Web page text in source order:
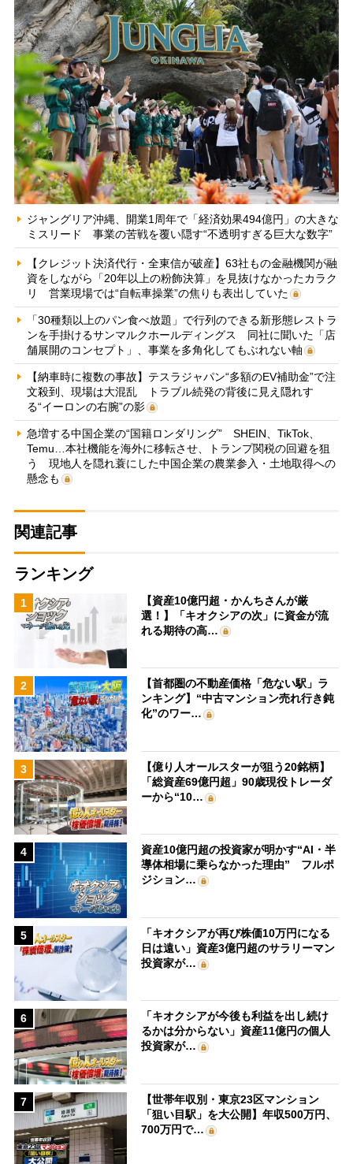
ジャングリア沖縄、開業1周年で「経済効果494億円」の大きな
ミスリード 事業の苦戦を覆い隠す“不透明すぎる巨大な数字”
【クレジット決済代行・全東信が破産】63社もの金融機関が融
資をしながら「20年以上の粉飾決算」を見抜けなかったカラク
リ 営業現場では“自転車操業”の焦りも表出していた
「30種類以上のパン食べ放題」で行列のできる新形態レストラ
ンを手掛けるサンマルクホールディングス 同社に聞いた「店
舗展開のコンセプト」、事業を多角化してもぶれない軸
【納車時に複数の事故】テスラジャパン“多額のEV補助金”で注
文殺到、現場は大混乱 トラブル続発の背後に見え隠れす
る“イーロンの右腕”の影
急増する中国企業の“国籍ロンダリング” SHEIN、TikTok、
Temu…本社機能を海外に移転させ、トランプ関税の回避を狙
う 現地人を隠れ蓑にした中国企業の農業参入・土地取得への
懸念も
関連記事
ランキング
1
【資産10億円超・かんちさんが厳
選！】「キオクシアの次」に資金が流
れる期待の高…
2
【首都圏の不動産価格「危ない駅」ラ
ンキング】“中古マンション売れ行き鈍
化”のワー…
3
【億り人オールスターが狙う20銘柄】
「総資産69億円超」90歳現役トレーダ
ーから“10…
4
資産10億円超の投資家が明かす“AI・半
導体相場に乗らなかった理由” フルポ
ジション…
5
「キオクシアが再び株価10万円になる
日は遠い」資産3億円超のサラリーマン
投資家が…
6
「キオクシアが今後も利益を出し続け
るかは分からない」資産11億円の個人
投資家が…
7
【世帯年収別・東京23区マンション
「狙い目駅」を大公開】年収500万円、
700万円で…